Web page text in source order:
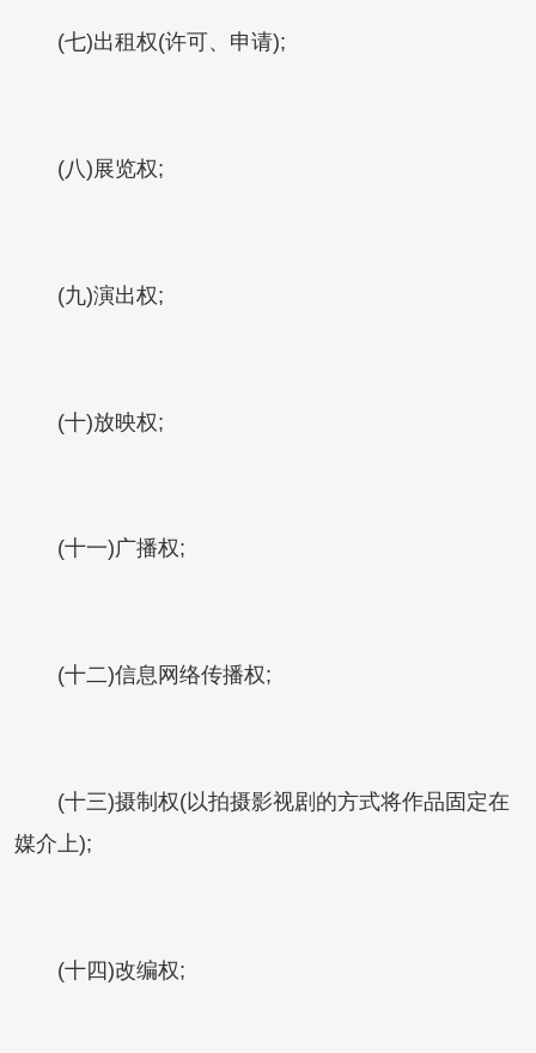
(七)出租权(许可、申请);
(八)展览权;
(九)演出权;
(十)放映权;
(十一)广播权;
(十二)信息网络传播权;
(十三)摄制权(以拍摄影视剧的方式将作品固定在
媒介上);
(十四)改编权;